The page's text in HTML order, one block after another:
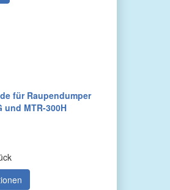
für Raupendumper
und MTR-300H